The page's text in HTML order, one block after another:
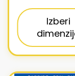
Izberi